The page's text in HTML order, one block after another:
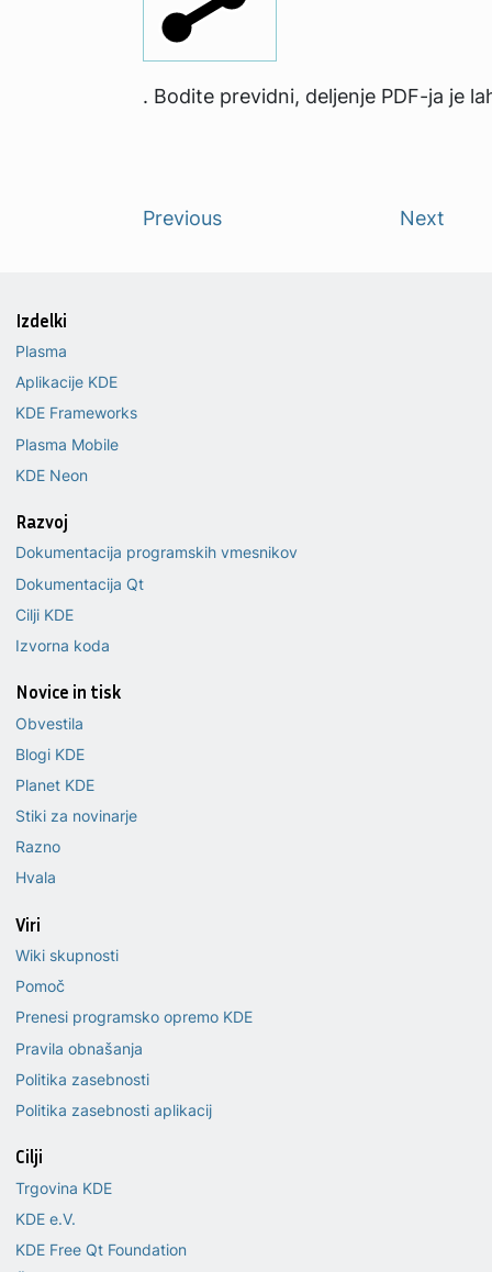
. Bodite previdni, deljenje PDF-ja je
Previous Next
Izdelki
Plasma
Aplikacije KDE
KDE Frameworks
Plasma Mobile
KDE Neon
Razvoj
Dokumentacija programskih vmesnikov
Dokumentacija Qt
Cilji KDE
Izvorna koda
Novice in tisk
Obvestila
Blogi KDE
Planet KDE
Stiki za novinarje
Razno
Hvala
Viri
Wiki skupnosti
Pomoč
Prenesi programsko opremo KDE
Pravila obnašanja
Politika zasebnosti
Politika zasebnosti aplikacij
Cilji
Trgovina KDE
KDE e.V.
KDE Free Qt Foundation